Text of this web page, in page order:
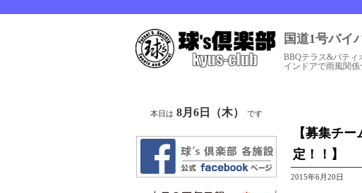
国道1号バイ
BBQテラス&パティ
インドアで雨風関
【募集チ
定！！】
2015年6月20日
本日は 8月6日（木） です